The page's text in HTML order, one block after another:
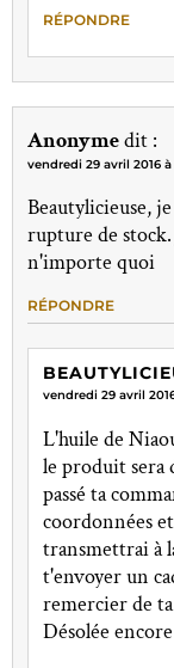
RÉPONDRE
Anonymedit :
vendredi 29 avril 2016
Beautylicieuse,
rupture de
n'importe quoi
RÉPONDRE
vendredi 29 avril
L'huile de
le produit sera
passé ta
coordonnées
transmettrai à
t'envoyer un
remercier de
Désolée encore